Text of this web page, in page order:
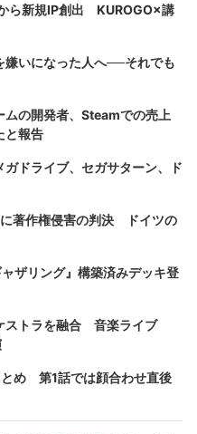
ら新規IP創出 KUROGO×講
嫌いになった人へ──それでも
の開発者、Steamでの売上
と報告
ドライブ、セガサターン、ド
著作権侵害の判決 ドイツの
ザリング』構築済みデッキ登
ストラを融合 音楽ライブ
とめ 第1話では顔合わせ直後